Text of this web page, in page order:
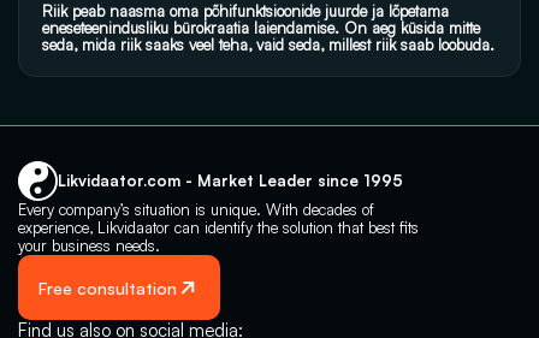
Riik peab naasma oma põhifunktsioonide juurde ja lõpetama
eneseteenindusliku bürokraatia laiendamise. On aeg küsida mitte
seda, mida riik saaks veel teha, vaid seda, millest riik saab loobuda.
Likvidaator.com - Market Leader since 1995
Every company’s situation is unique. With decades of
experience, Likvidaator can identify the solution that best fits
your business needs.
Free consultation
Find us also on social media: